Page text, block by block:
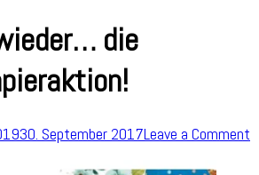
die
30. September 2017Leave a Comment